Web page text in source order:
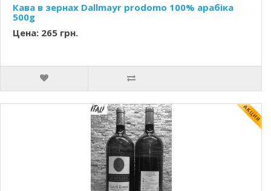
Кава в зернах Dallmayr prodomo 100% арабіка
500g
Цена: 265 грн.